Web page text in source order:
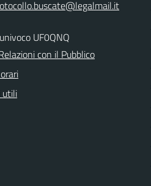
UF0QNQ
con il Pubblico
utili